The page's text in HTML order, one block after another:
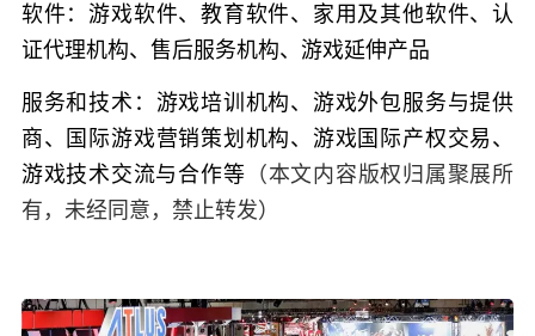
软件：游戏软件、教育软件、家用及其他软件、认
证代理机构、售后服务机构、游戏延伸产品
服务和技术： 游戏培训机构、游戏外包服务与提供
商、国际游戏营销策划机构、游戏国际产权交易、
游戏技术交流与合作等 （本文内容版权归属聚展所
有，未经同意，禁止转发）